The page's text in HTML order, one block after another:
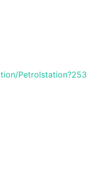
Petrolstation?253